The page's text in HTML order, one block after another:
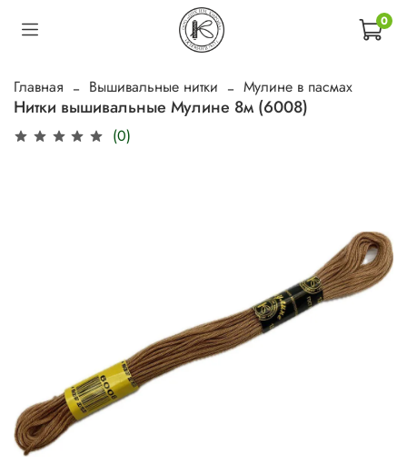
0
Главная Вышивальные нитки Мулине в пасмах
Нитки вышивальные Мулине 8м (6008)
(0)